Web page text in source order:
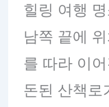
힐링 여행
남쪽 끝에
를 따라 이
돈된 산책로